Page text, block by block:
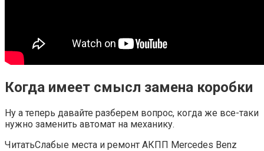
Когда имеет смысл замена коробки
Ну а теперь давайте разберем вопрос, когда же все-таки
нужно заменить автомат на механику.
ЧитатьСлабые места и ремонт АКПП Mercedes Benz